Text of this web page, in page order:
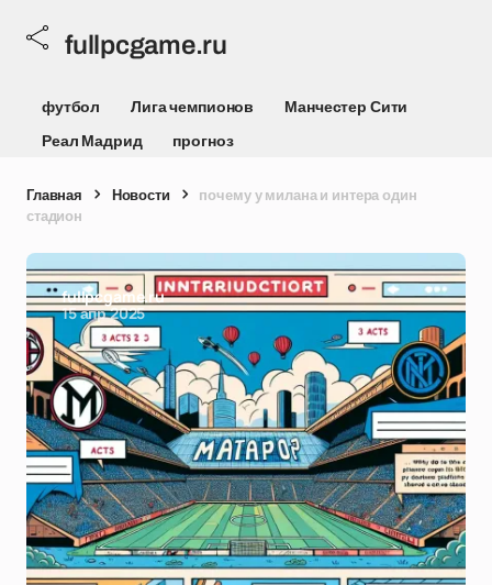
fullpcgame.ru
футбол Лига чемпионов
Манчестер Сити
Реал Мадрид
прогноз
Главная Новости
почему у милана и интера один
стадион
fullpcgame.ru
15 апр 2025